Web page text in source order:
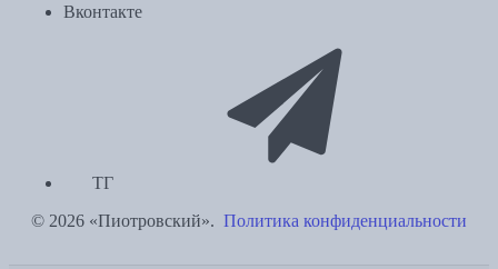
Вконтакте
ТГ
© 2026 «Пиотровский». Политика конфиденциальности